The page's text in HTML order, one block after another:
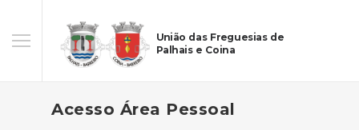
União das Freguesias de
Palhais e Coina
Acesso Área Pessoal